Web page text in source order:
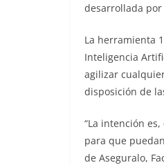
desarrollada por
La herramienta
Inteligencia
agilizar
disposición de
“La intención
para que
de Aseguralo,